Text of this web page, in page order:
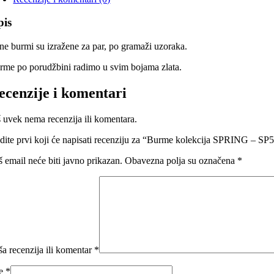
burmi su izražene za par, po gramaži uzoraka.
po porudžbini radimo u svim bojama zlata.
i komentari
uvek nema recenzija ili komentara.
prvi koji će napisati recenziju za “Burme kolekcija SPRING –
email neće biti javno prikazan. Obavezna polja su označena *
recenzija ili komentar *
*